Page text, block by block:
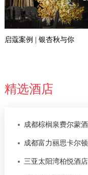
启蔻案例 | 银杏秋与你
精选酒店
成都棕榈泉费尔蒙
成都富力丽思卡尔
三亚太阳湾柏悦酒店